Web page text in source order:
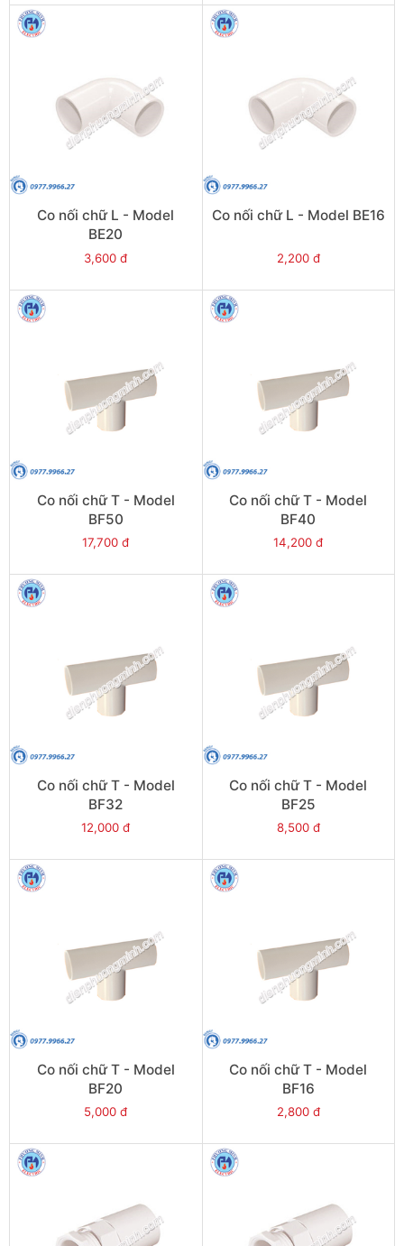
Co nối chữ L - Model
BE20
3,600 đ
Co nối chữ L - Model BE16
2,200 đ
Co nối chữ T - Model
BF50
17,700 đ
Co nối chữ T - Model
BF40
14,200 đ
Co nối chữ T - Model
BF32
12,000 đ
Co nối chữ T - Model
BF25
8,500 đ
Co nối chữ T - Model
BF20
5,000 đ
Co nối chữ T - Model
BF16
2,800 đ